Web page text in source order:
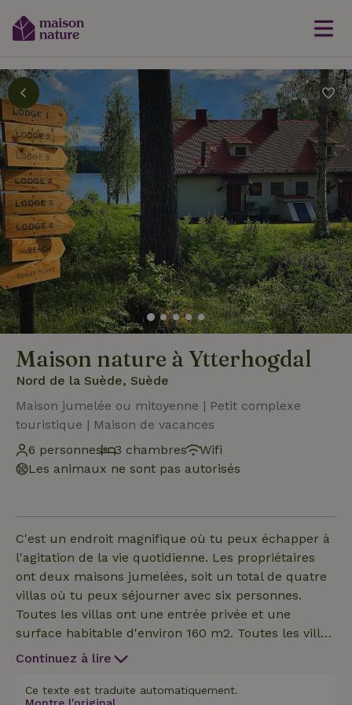
Maison nature à Ytterhogdal
Nord de la Suède, Suède
Maison jumelée ou mitoyenne | Petit complexe
touristique | Maison de vacances
6 personnes
3 chambres
Wifi
Les animaux ne sont pas autorisés
C'est un endroit magnifique où tu peux échapper à
l'agitation de la vie quotidienne. Les propriétaires
ont deux maisons jumelées, soit un total de quatre
villas où tu peux séjourner avec six personnes.
Toutes les villas ont une entrée privée et une
surface habitable d'environ 160 m2. Toutes les villas
ont une vue sur la rivière et sont entourées par la
cuisine comprenant un coin repas, trois chambres
Continuez à lire
Ce texte est traduite automatiquement.